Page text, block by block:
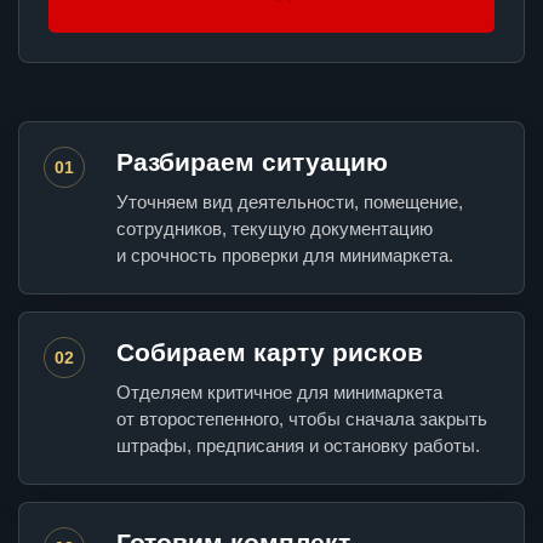
01 Разбираем ситуацию
Уточняем вид деятельности, помещение,
сотрудников, текущую документацию
и срочность проверки для минимаркета.
02 Собираем карту рисков
Отделяем критичное для минимаркета
от второстепенного, чтобы сначала закрыть
штрафы, предписания и остановку работы.